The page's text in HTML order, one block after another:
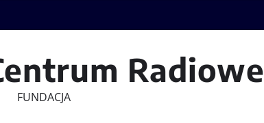
Radiowe
FUNDACJA